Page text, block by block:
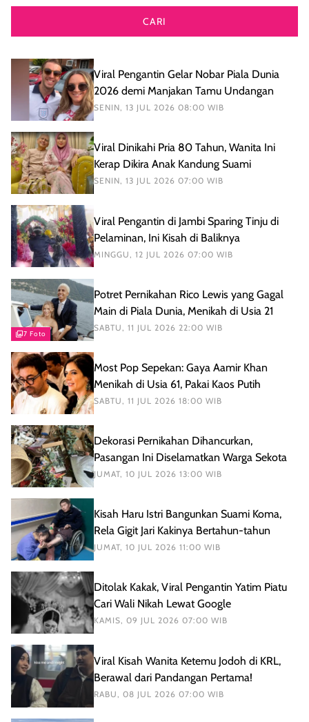
CARI
Viral Pengantin Gelar Nobar Piala Dunia
2026 demi Manjakan Tamu Undangan
SENIN, 13 JUL 2026 08:00 WIB
Viral Dinikahi Pria 80 Tahun, Wanita Ini
Kerap Dikira Anak Kandung Suami
SENIN, 13 JUL 2026 07:00 WIB
Viral Pengantin di Jambi Sparing Tinju di
Pelaminan, Ini Kisah di Baliknya
MINGGU, 12 JUL 2026 07:00 WIB
7 Foto
Potret Pernikahan Rico Lewis yang Gagal
Main di Piala Dunia, Menikah di Usia 21
SABTU, 11 JUL 2026 22:00 WIB
Most Pop Sepekan: Gaya Aamir Khan
Menikah di Usia 61, Pakai Kaos Putih
SABTU, 11 JUL 2026 18:00 WIB
Dekorasi Pernikahan Dihancurkan,
Pasangan Ini Diselamatkan Warga Sekota
JUMAT, 10 JUL 2026 13:00 WIB
Kisah Haru Istri Bangunkan Suami Koma,
Rela Gigit Jari Kakinya Bertahun-tahun
JUMAT, 10 JUL 2026 11:00 WIB
Ditolak Kakak, Viral Pengantin Yatim Piatu
Cari Wali Nikah Lewat Google
KAMIS, 09 JUL 2026 07:00 WIB
Viral Kisah Wanita Ketemu Jodoh di KRL,
Berawal dari Pandangan Pertama!
RABU, 08 JUL 2026 07:00 WIB